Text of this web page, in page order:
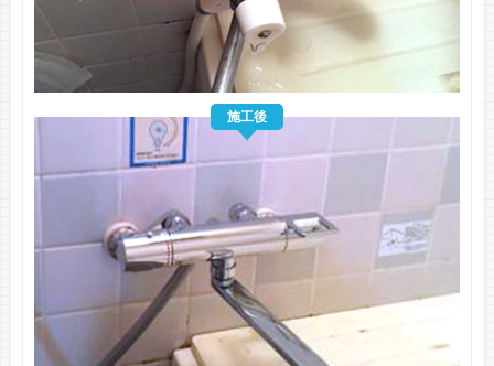
施工後